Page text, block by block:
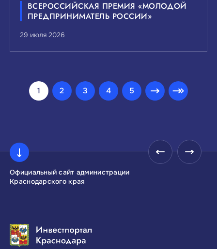
ВСЕРОССИЙСКАЯ ПРЕМИЯ «МОЛОДОЙ
ПРЕДПРИНИМАТЕЛЬ РОССИИ»
29 июля 2026
1 2 3 4 5
Официальный сайт администрации
Краснодарского края